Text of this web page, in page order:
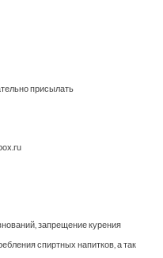
присылать
запрещение курения
спиртных напитков, а так